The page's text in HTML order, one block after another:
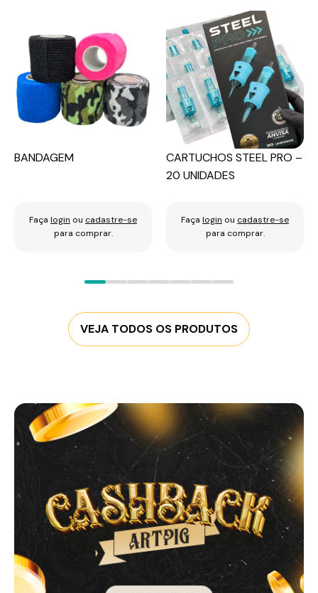
BANDAGEM
Faça login ou cadastre-se
para comprar.
CARTUCHOS STEEL PRO –
20 UNIDADES
Faça login ou cadastre-se
para comprar.
VEJA TODOS OS PRODUTOS